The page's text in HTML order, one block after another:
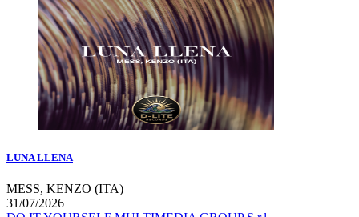
LUNA LLENA
MESS, KENZO (ITA)
31/07/2026